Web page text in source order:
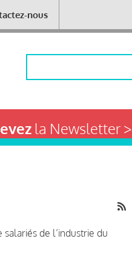
nous
la Newsletter >
de l’industrie du